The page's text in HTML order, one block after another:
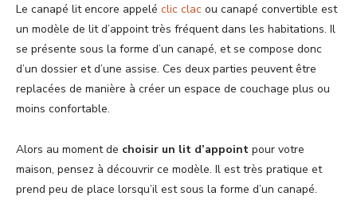
Le canapé lit encore appelé clic clac ou canapé convertible est
un modèle de lit d’appoint très fréquent dans les habitations. Il
se présente sous la forme d’un canapé, et se compose donc
d’un dossier et d’une assise. Ces deux parties peuvent être
replacées de manière à créer un espace de couchage plus ou
moins confortable.
Alors au moment de choisir un lit d’appoint pour votre
maison, pensez à découvrir ce modèle. Il est très pratique et
prend peu de place lorsqu’il est sous la forme d’un canapé.